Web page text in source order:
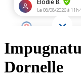
Dornelle